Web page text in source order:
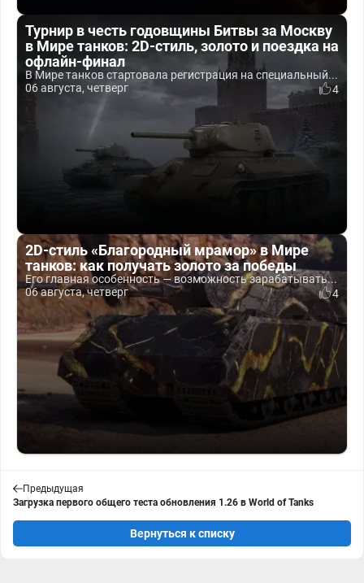
Турнир в честь годовщины Битвы за Москву
в Мире танков: 2D-стиль, золото и поездка на
офлайн-финал
В Мире танков стартовала регистрация на специальный...
06 августа, четверг
4
2D-стиль «Благородный мрамор» в Мире
танков: как получать золото за победы
Его главная особенность — возможность зарабатывать...
06 августа, четверг
4
Предыдущая
Загрузка первого общего теста обновления 1.26 в World of Tanks
Вернуться к списку